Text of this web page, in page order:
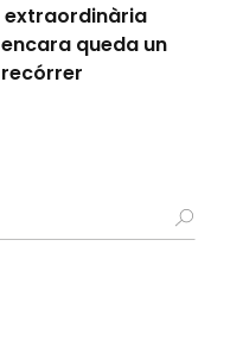
extraordinària
queda un